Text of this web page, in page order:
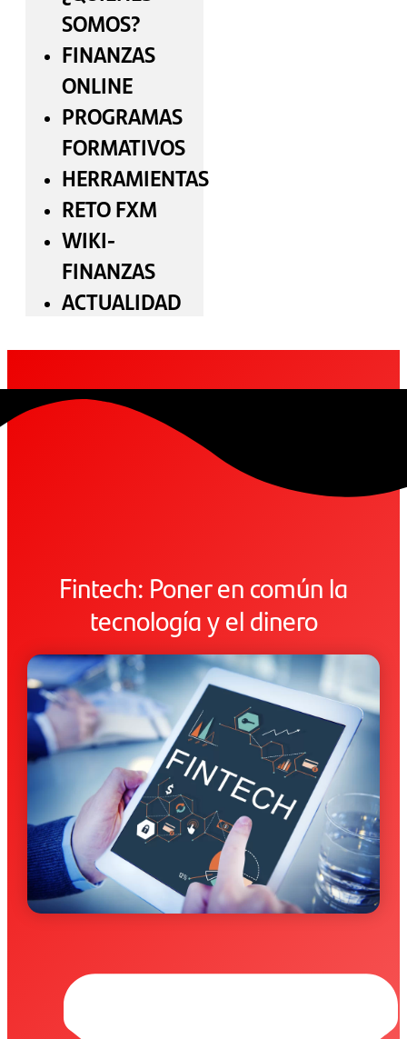
SOMOS?
FINANZAS
ONLINE
PROGRAMAS
FORMATIVOS
HERRAMIENTAS
RETO FXM
WIKI-
FINANZAS
ACTUALIDAD
Fintech: Poner en común la
tecnología y el dinero